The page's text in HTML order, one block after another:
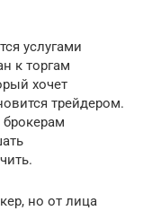
услугами
к торгам
хочет
трейдером.
но от лица